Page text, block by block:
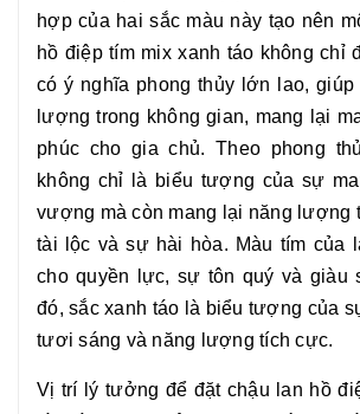
hợp của hai sắc màu này tạo nên
hồ điệp tím mix xanh táo không chỉ
có ý nghĩa phong thủy lớn lao, giúp
lượng trong không gian, mang lại
phúc cho gia chủ. Theo phong
không chỉ là biểu tượng của sự
vượng mà còn mang lại năng lượng
tài lộc và sự hài hòa. Màu tím của
cho quyền lực, sự tôn quý và giàu
đó, sắc xanh táo là biểu tượng của
tươi sáng và năng lượng tích cực.
Vị trí lý tưởng để đặt chậu lan hồ